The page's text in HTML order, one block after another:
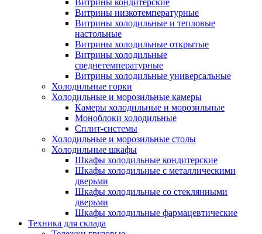
Витрины низкотемпературные
Витрины холодильные и тепловые
настольные
Витрины холодильные открытые
Витрины холодильные
среднетемпературные
Витрины холодильные универсальные
Холодильные горки
Холодильные и морозильные камеры
Камеры холодильные и морозильные
Моноблоки холодильные
Сплит-системы
Холодильные и морозильные столы
Холодильные шкафы
Шкафы холодильные кондитерские
Шкафы холодильные с металлическими
дверьми
Шкафы холодильные со стеклянными
дверьми
Шкафы холодильные фармацевтические
Техника для склада